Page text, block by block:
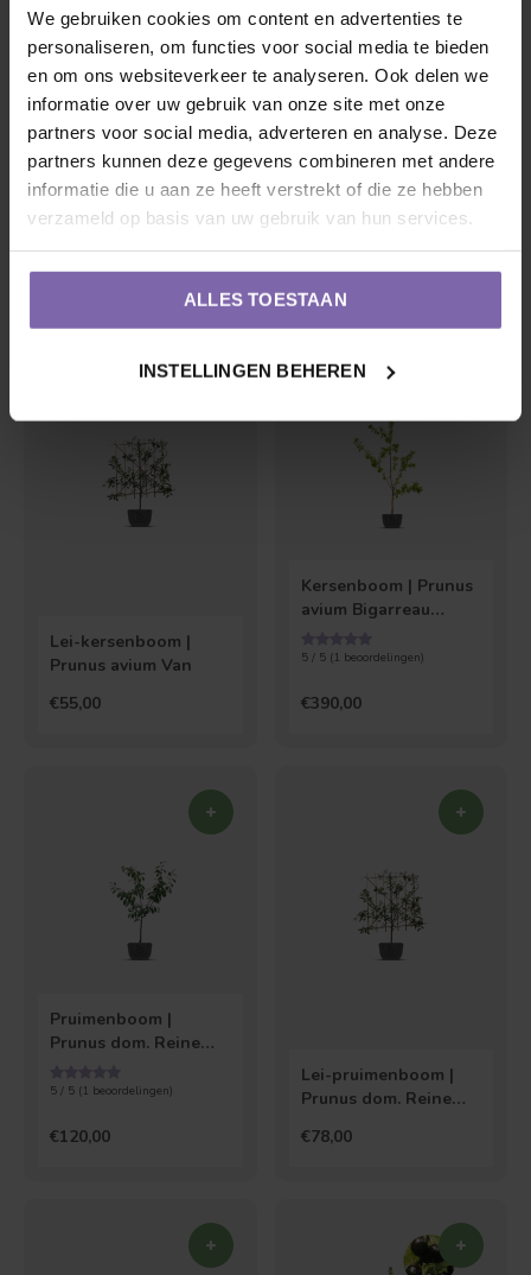
We gebruiken cookies om content en advertenties te
personaliseren, om functies voor social media te bieden
en om ons websiteverkeer te analyseren. Ook delen we
informatie over uw gebruik van onze site met onze
partners voor social media, adverteren en analyse. Deze
partners kunnen deze gegevens combineren met andere
informatie die u aan ze heeft verstrekt of die ze hebben
verzameld op basis van uw gebruik van hun services.
ALLES TOESTAAN
INSTELLINGEN BEHEREN
Pruimenboom |
Mirabelle de Nancy
5 / 5 ( 2 beoordelingen)
€55,00
Oude kersenboom |
Prunus avium Regina
€130,00
Lei-kersenboom |
Prunus avium Van
€55,00
Kersenboom | Prunus
avium Bigarreau
5 / 5 (1 beoordelingen)
€390,00
Pruimenboom |
Prunus dom. Reine
5 / 5 (1 beoordelingen)
€120,00
Lei-pruimenboom |
Prunus dom. Reine
€78,00